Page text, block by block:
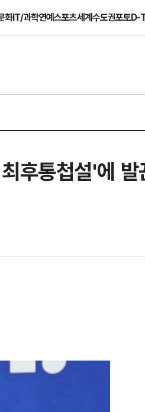
화IT/과학연예스포츠세계수도권포토D-
후통첩설'에 발
에 '더 비싸다' 퇴짜